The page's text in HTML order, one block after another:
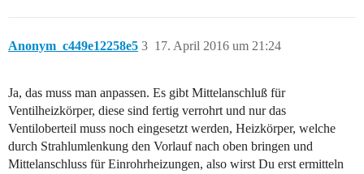
Anonym_c449e12258e5 17. April 2016 um 21:24
3
Ja, das muss man anpassen. Es gibt Mittelanschluß für
Ventilheizkörper, diese sind fertig verrohrt und nur das
Ventiloberteil muss noch eingesetzt werden, Heizkörper, welche
durch Strahlumlenkung den Vorlauf nach oben bringen und
Mittelanschluss für Einrohrheizungen, also wirst Du erst ermitteln